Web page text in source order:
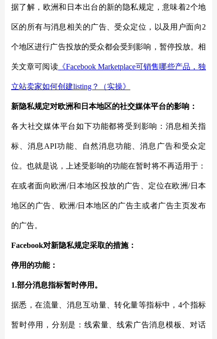
据了解，欧洲和日本出台的新的隐私规定，意味着2个地
区的所有与消息相关的广告、受众定位，以及用户面向2
个地区进行广告投放的受众都会受到影响，暂停投放。相
关文章可阅读《Facebook Marketplace可销售哪些产品，独
立站卖家如何创建listing？（实操》
新隐私规定对欧洲和日本地区的社交媒体平台的影响：
各大社交媒体平台如下功能都将受到影响：消息相关指
标、消息 API功能、自然消息功能、消息广告和受众定
位。也就是说，上述受影响的功能在暂时将不再适用于：
在或者面向欧洲/日本地区投放的广告、定位在欧洲/日本
地区的广告、欧洲/日本地区的广告主或者广告主页发布
的广告。
Facebook对新隐私规定采取的措施：
停用的功能：
1.部分消息指标暂时停用。
据悉，在流量、消息互动量、转化量等指标中， 4个指标
暂时停用，分别是：线索量、线索广告消息模板、对话